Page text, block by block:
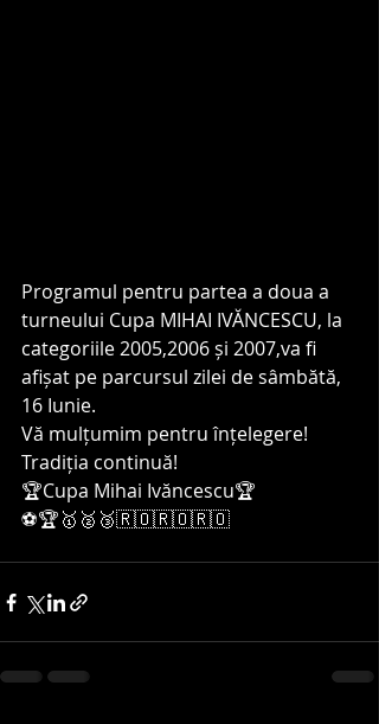
Programul pentru partea a doua a
turneului Cupa MIHAI IVĂNCESCU, la
categoriile 2005,2006 și 2007,va fi
afișat pe parcursul zilei de sâmbătă,
16 Iunie.
Vă mulțumim pentru înțelegere!
Tradiția continuă!
🏆Cupa Mihai Ivăncescu🏆
⚽️🏆🥇🥈🥉🇷🇴🇷🇴🇷🇴